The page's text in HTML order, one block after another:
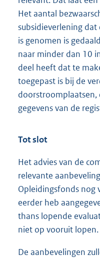
Het aantal
subsidieverlening
is genomen is
naar minder dan 10
deel heeft dat te
toegepast is bij de
doorstroomplaatsen,
gegevens van de
Tot slot
Het advies van de
relevante
Opleidingsfonds nog
eerder heb
thans lopende
niet op vooruit lopen.
De aanbevelingen